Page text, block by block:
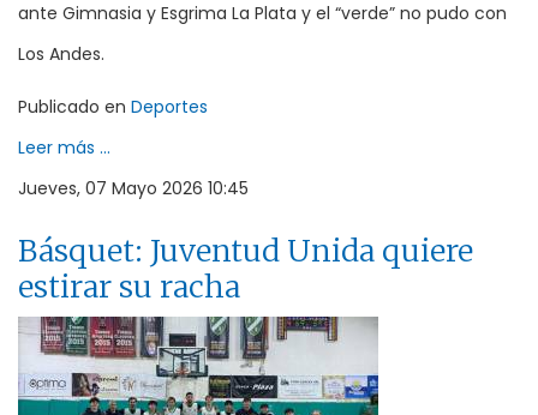
ante Gimnasia y Esgrima La Plata y el “verde” no pudo con
Los Andes.
Publicado en Deportes
Leer más ...
Jueves, 07 Mayo 2026 10:45
Básquet: Juventud Unida quiere
estirar su racha